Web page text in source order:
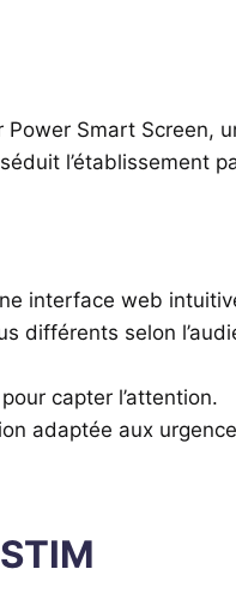
Smart Screen,
l’établissement
interface web
différents selon
capter l’attention.
adaptée aux